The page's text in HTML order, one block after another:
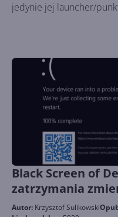
jedynie jej launcher/
Black Screen of
zatrzymania
Windows 11
Autor: Krzysztof Sulikowski